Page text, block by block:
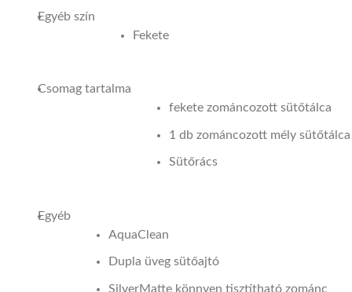
Egyéb szín
Fekete
Csomag tartalma
fekete zománcozott sütőtálca
1 db zománcozott mély sütőtálca
Sütőrács
Egyéb
AquaClean
Dupla üveg sütőajtó
SilverMatte könnyen tisztítható zománc